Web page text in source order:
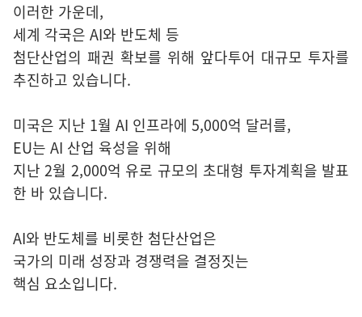
이러한 가운데,
세계 각국은 AI와 반도체 등
첨단산업의 패권 확보를 위해 앞다투어 대규모 투자를
추진하고 있습니다.
미국은 지난 1월 AI 인프라에 5,000억 달러를,
EU는 AI 산업 육성을 위해
지난 2월 2,000억 유로 규모의 초대형 투자계획을 발표
한 바 있습니다.
AI와 반도체를 비롯한 첨단산업은
국가의 미래 성장과 경쟁력을 결정짓는
핵심 요소입니다.